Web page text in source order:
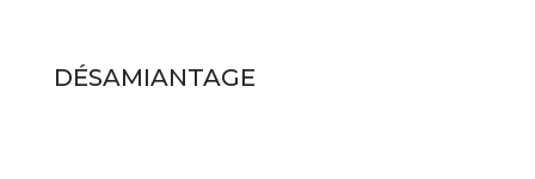
DÉSAMIANTAGE